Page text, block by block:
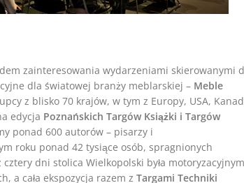
zainteresowania wydarzeniami skierowanymi
dla światowej branży meblarskiej – Meble
z blisko 70 krajów, w tym z Europy, USA,
edycja Poznańskich Targów Książki i Targów
ponad 600 autorów – pisarzy i
roku ponad 42 tysiące osób, spragnionych
cztery dni stolica Wielkopolski była motoryzacyjnym
a cała ekspozycja razem z Targami Techniki